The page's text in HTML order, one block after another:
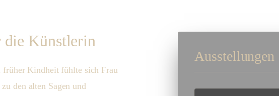
die Künstlerin
früher Kindheit fühlte sich Frau
den alten Sagen und
Ausstellungen